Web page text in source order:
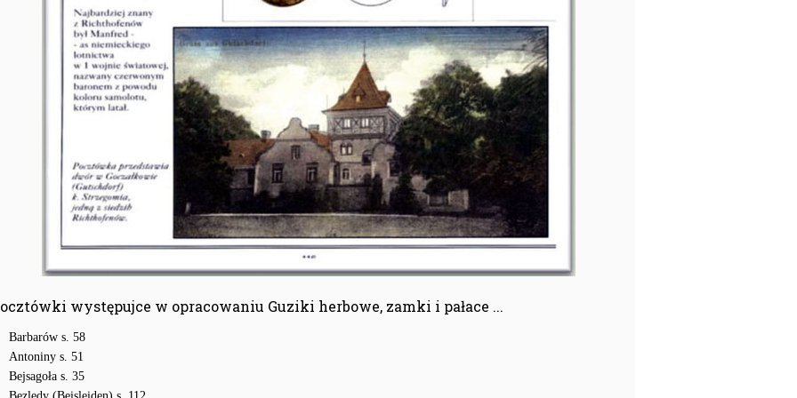
występujce w opracowaniu Guziki herbowe, zamki i pałace ...
Barbarów s. 58
Antoniny s. 51
Bejsagoła s. 35